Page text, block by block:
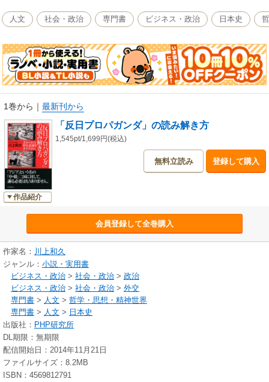
ます。本書では、そういった「反日プロパガンダ」が近現代史のなかでど
のように行なわれてきたのか、そして主権国家が伸張していくなかで必然
的に起きた「反日プロパガンダ」を過去どのように克服してきたのか、あ
るいは克服できないまま現在にまで引きずっているか――を読み解いたう
えで、私たち日本国民がどう対峙していったらいいかについても、ぜひ考
えていきたいと思います。
人文 社会・政治 専門書 ビジネス・政治 日本史
1巻から ｜ 最新刊から
作品紹介
「反日プロパガンダ」の読み解き方
1,545pt/1,699円(税込)
無料立読み 登録して購入
会員登録して全巻購入
作家名： 川上和久
ジャンル： 小説・実用書
ビジネス・政治 > 社会・政治 > 政治
ビジネス・政治 > 社会・政治 > 外交
専門書 > 人文 > 哲学・思想・精神世界
専門書 > 人文 > 日本史
出版社： PHP研究所
DL期限：無期限
配信開始日：2014年11月21日
ファイルサイズ：8.2MB
ISBN：4569812791